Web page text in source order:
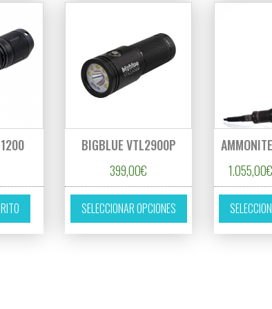
hasta 1.350,00€
variantes. Las opciones se pueden elegir en la página de producto
BIGBLUE VTL2900P
399,00€
SELECCIONAR OPCIONES
Este producto tiene
1.055,00€